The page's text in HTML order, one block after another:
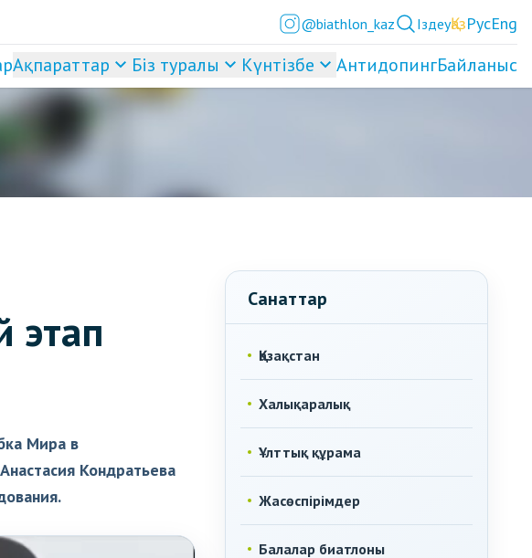
@biathlon_kaz ІздеуҚазРусEng
Ақпараттар Біз туралы Күнтізбе АнтидопингБайланыс
этап
Мира в
Кондратьева
Санаттар
Қазақстан
Халықаралық
Ұлттық құрама
Жасөспірімдер
Балалар биатлоны